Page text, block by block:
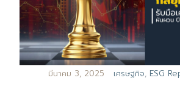
มีนาคม 3, 2025 เศรษฐกิจ, ESG